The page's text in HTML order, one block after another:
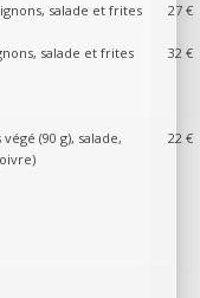
salade et frites
salade et frites
(90 g), salade,
27 €
32 €
22 €